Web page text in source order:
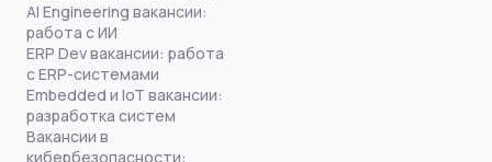
AI Engineering вакансии:
работа с ИИ
ERP Dev вакансии: работа
с ERP-системами
Embedded и IoT вакансии:
разработка систем
Вакансии в
кибербезопасности: